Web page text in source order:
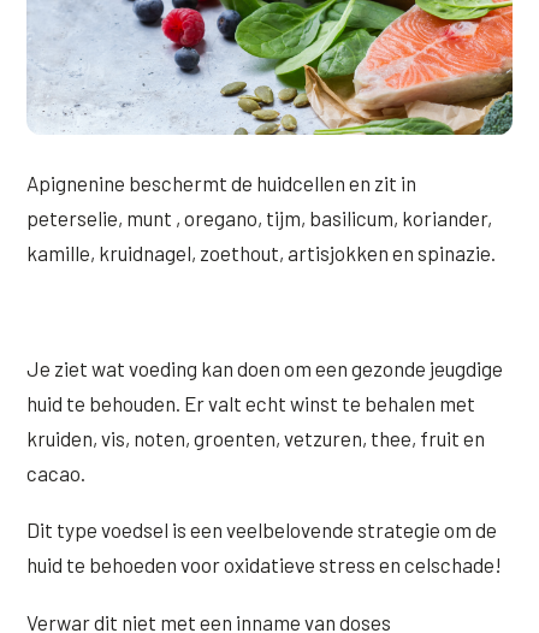
Apignenine beschermt de huidcellen en zit in
peterselie, munt , oregano, tijm, basilicum, koriander,
kamille, kruidnagel, zoethout, artisjokken en spinazie.
Je ziet wat voeding kan doen om een gezonde jeugdige
huid te behouden. Er valt echt winst te behalen met
kruiden, vis, noten, groenten, vetzuren, thee, fruit en
cacao.
Dit type voedsel is een veelbelovende strategie om de
huid te behoeden voor oxidatieve stress en celschade!
Verwar dit niet met een inname van doses